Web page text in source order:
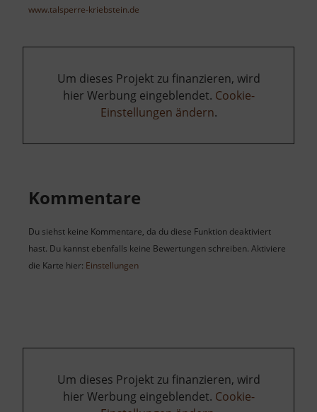
www.talsperre-kriebstein.de
Um dieses Projekt zu finanzieren, wird
hier Werbung eingeblendet. Cookie-
Einstellungen ändern.
Kommentare
Du siehst keine Kommentare, da du diese Funktion deaktiviert
hast. Du kannst ebenfalls keine Bewertungen schreiben. Aktiviere
die Karte hier: Einstellungen
Um dieses Projekt zu finanzieren, wird
hier Werbung eingeblendet. Cookie-